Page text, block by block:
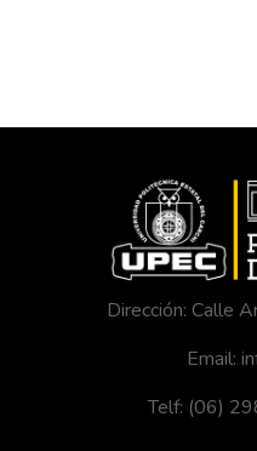
Dirección: Calle
Email:
Telf: (06)